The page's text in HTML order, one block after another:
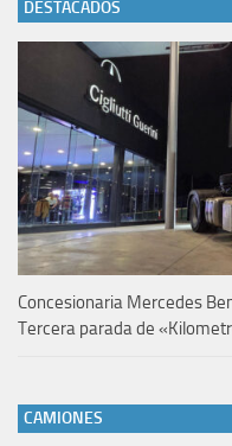
DESTACADOS
Concesionaria Mercedes
Tercera parada de
CAMIONES